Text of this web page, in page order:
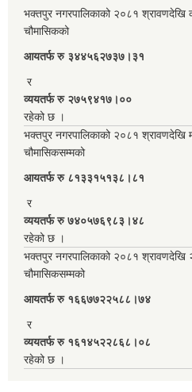
भक्तपुर नगरपालिकाको २०८१ श्रावणदेखि
चौमासिकको
आयतर्फ रु‌ ३४४५६२७३७।३१
र
व्ययतर्फ रु २७५९४१७।००
रहेको छ ।
भक्तपुर नगरपालिकाको २०८१ श्रावणदेखि
चौमासिकसम्मको
आयतर्फ रु‌ ८१३३१५१३८।८१
र
व्ययतर्फ रु ७४०५७६९८३।४८
रहेको छ ।
भक्तपुर नगरपालिकाको २०८१ श्रावणदेखि
चौमासिकसम्मको
आयतर्फ रु‌ १६६७७२२५८८।७४
र
व्ययतर्फ रु १६१४५२२८६८।०८
रहेको छ ।